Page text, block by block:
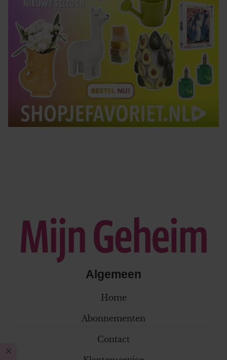
Algemeen
Home
Abonnementen
Contact